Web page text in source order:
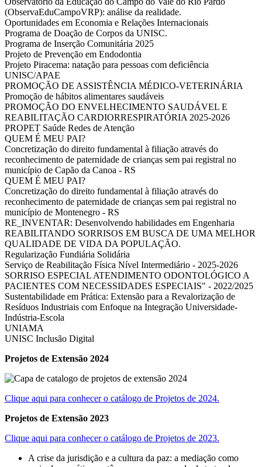
(ObservaEduCampoVRP): análise da realidade.
Oportunidades em Economia e Relações Internacionais
Programa de Doação de Corpos da UNISC.
Programa de Inserção Comunitária 2025
Projeto de Prevenção em Endodontia
Projeto Piracema: natação para pessoas com deficiência
UNISC/APAE
PROMOÇÃO DE ASSISTÊNCIA MÉDICO-VETERINÁRIA
Promoção de hábitos alimentares saudáveis
PROMOÇÃO DO ENVELHECIMENTO SAUDÁVEL E
REABILITAÇÃO CARDIORRESPIRATÓRIA 2025-2026
PROPET Saúde Redes de Atenção
QUEM É MEU PAI?
Concretização do direito fundamental à filiação através do
reconhecimento de paternidade de crianças sem pai registral no
município de Capão da Canoa - RS
QUEM É MEU PAI?
Concretização do direito fundamental à filiação através do
reconhecimento de paternidade de crianças sem pai registral no
município de Montenegro - RS
RE_INVENTAR: Desenvolvendo habilidades em Engenharia
REABILITANDO SORRISOS EM BUSCA DE UMA MELHOR
QUALIDADE DE VIDA DA POPULAÇÃO.
Regularização Fundiária Solidária
Serviço de Reabilitação Física Nível Intermediário - 2025-2026
SORRISO ESPECIAL ATENDIMENTO ODONTOLÓGICO A
PACIENTES COM NECESSIDADES ESPECIAIS" - 2022/2025
Sustentabilidade em Prática: Extensão para a Revalorização de
Resíduos Industriais com Enfoque na Integração Universidade-
Indústria-Escola
UNIAMA
UNISC Inclusão Digital
Projetos de Extensão 2024
Clique aqui para conhecer o catálogo de Projetos de 2024.
Projetos de Extensão 2023
Clique aqui para conhecer o catálogo de Projetos de 2023.
A crise da jurisdição e a cultura da paz: a mediação como